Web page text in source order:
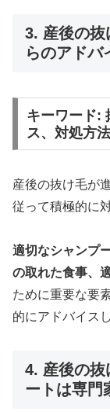
3. 産後の抜
らのアドバ
キーワード:
ス、対処方法
産後の抜け毛が
従って積極的に
適切なシャンプ
の取れた食事、
ために重要な要
的にアドバイス
4. 産後の抜
ートは専門